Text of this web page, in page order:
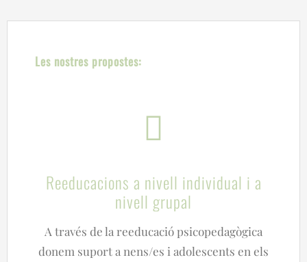
Les nostres propostes:
Reeducacions a nivell individual i a
nivell grupal
A través de la reeducació psicopedagògica
donem suport a nens/es i adolescents en els